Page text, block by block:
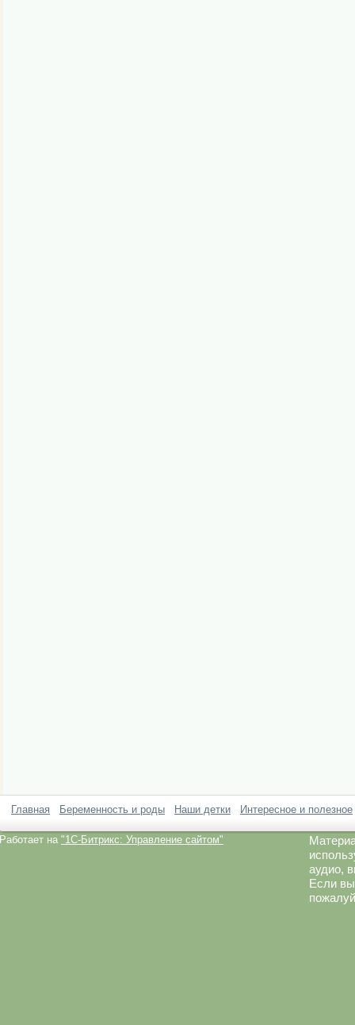
Главная Беременность и роды Наши детки Интересное и полезное
Работает на "1C-Битрикс: Управление сайтом"
аудио,
Если вы